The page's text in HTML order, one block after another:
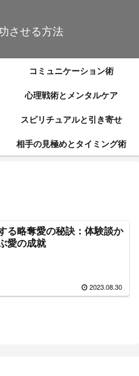
させる方法
コミュニケーション術
心理戦術とメンタルケア
スピリチュアルと引き寄せ
相手の見極めとタイミング術
る略奪愛の秘訣：体験談か
愛の成就
2023.08.30